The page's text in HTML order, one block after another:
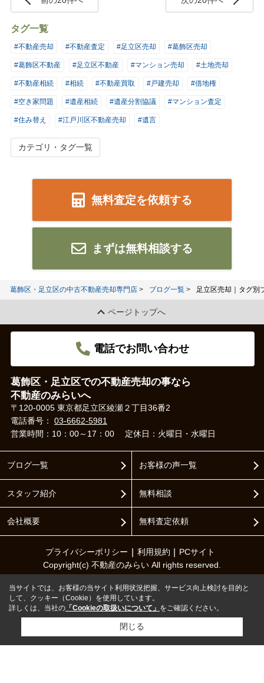
タグ一覧
#不動産売却 #不動産査定 #足立区売却 #葛飾区売却
#葛飾区不動産 #足立区不動産 #マンション売却 #土地売却
#不動産相続 #相続 #不動産買取 #戸建売却 #借地権
#空き家問題 #遺産相続 #遺産分割協議 #マンション査定
#住み替え #江戸川区不動産売却 #遺言
カテゴリ・タグ一覧
無料査定を依頼する
まずは無料相談する
葛飾区・足立区の中古不動産売却専門店 ブログ一覧 足立区売却｜タグ別
ページトップへ
電話でお問い合わせ
葛飾区・足立区での不動産売却の事なら
不動産のみらいへ
〒120-0005 東京都足立区綾瀬２丁目36番2
電話番号： 03-6662-5981
営業時間：10：00～17：00
定休日：火曜日・水曜日
ブログ一覧
スタッフ紹介
会社概要
お客様の声一覧
無料相談
無料査定依頼
プライバシーポリシー 利用規約
PCサイト
Copyright(c) 不動産のみらい All rights reserved.
当サイトでは、お客様の当サイト利用状況把握、サービス向上検討を目的と
して、クッキー（Cookie）を使用しています。
詳しくは、当社の 「Cookieの取扱いについて」 をご確認ください。
閉じる